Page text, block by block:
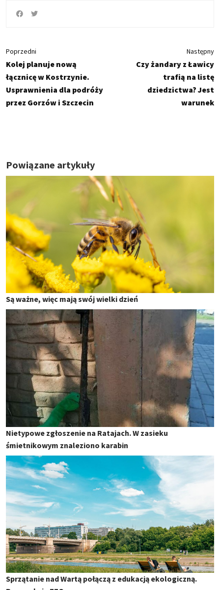
Poprzedni
Kolej planuje nową
łącznicę w Kostrzynie.
Usprawnienia dla podróży
przez Gorzów i Szczecin
Następny
Czy żandary z Ławicy
trafią na listę
dziedzictwa? Jest
warunek
Powiązane artykuły
Są ważne, więc mają swój wielki dzień
Nietypowe zgłoszenie na Ratajach. W zasieku
śmietnikowym znaleziono karabin
Sprzątanie nad Wartą połączą z edukacją ekologiczną.